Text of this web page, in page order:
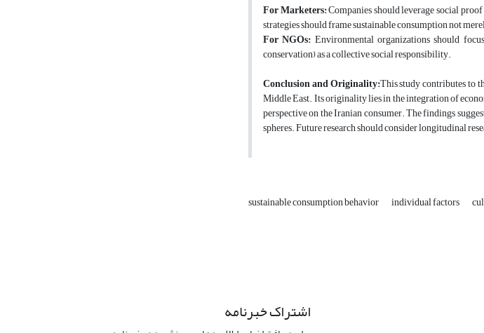
For Marketers:Companies should leverage social
strategies should frame sustainable consumption not
For NGOs: Environmental organizations should
conservation) as a collective social responsibility.
Conclusion and Originality:This study contributes to
Middle East. Its originality lies in the integration of
perspective on the Iranian consumer. The findings
spheres. Future research should consider longitudinal
sustainable consumption behavior individual factors
اشتراک خبرنامه